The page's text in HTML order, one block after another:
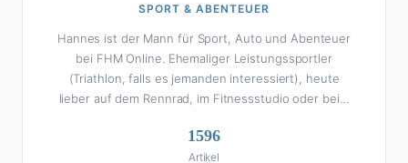
SPORT & ABENTEUER
Hannes ist der Mann für Sport, Auto und Abenteuer
bei FHM Online. Ehemaliger Leistungssportler
(Triathlon, falls es jemanden interessiert), heute
lieber auf dem Rennrad, im Fitnessstudio oder beim
enzyklopädisch: Egal ob Bundesliga-Analyse, Formel 1,
UFC oder Olympia – Hannes liefert fundierte
1596
Artikel